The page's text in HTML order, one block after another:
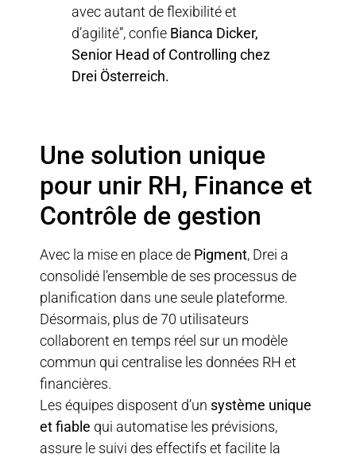
avec autant de flexibilité et
d’agilité”, confie Bianca Dicker,
Senior Head of Controlling chez
Drei Österreich.
Une solution unique
pour unir RH, Finance et
Contrôle de gestion
Avec la mise en place de Pigment, Drei a
consolidé l’ensemble de ses processus de
planification dans une seule plateforme.
Désormais, plus de 70 utilisateurs
collaborent en temps réel sur un modèle
commun qui centralise les données RH et
financières.
Les équipes disposent d’un système unique
et fiable qui automatise les prévisions,
assure le suivi des effectifs et facilite la